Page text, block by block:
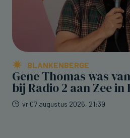
BLANKENBERGE
Gene Thomas was
bij Radio 2 aan Zee
vr 07 augustus 2026, 21:39